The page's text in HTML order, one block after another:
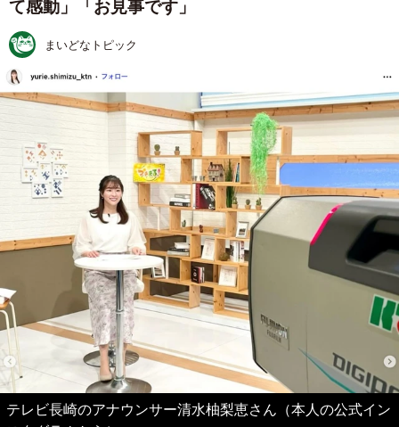
て感動」「お見事です」
まいどなトピック
テレビ長崎のアナウンサー清水柚梨恵さん（本人の公式イン